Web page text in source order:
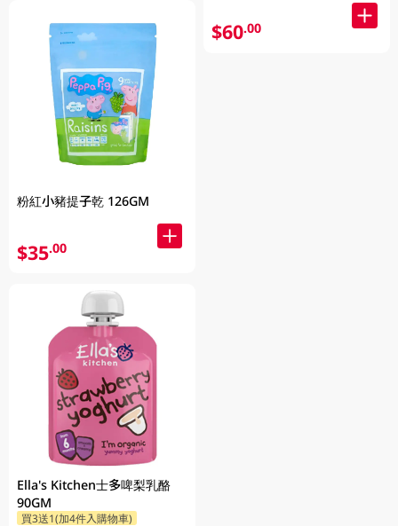
粉紅小豬提子乾 126GM
$35.00
Ella's Kitchen士多啤梨乳酪
90GM
買3送1(加4件入購物車)
$60.00